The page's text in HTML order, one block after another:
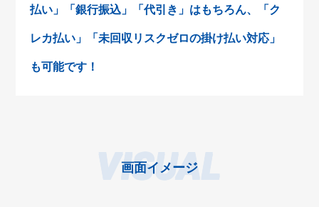
払い」「銀行振込」「代引き」はもちろん、「ク
レカ払い」「未回収リスクゼロの掛け払い対応」
も可能です！
VISUAL
画面イメージ